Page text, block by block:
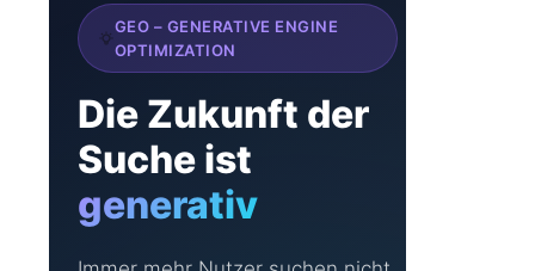
OpenRouter API-
Integration (einheitliche
Schnittstelle)
10+ LLM-Modelle: GPT-
4o, GPT-4o-mini, Claude
3.5 Sonnet, Claude 3
Haiku, Llama 3.1/3.2,
Gemini Pro/Flash, Mistral
Large/Medium
GEO – GENERATIVE ENGINE
OPTIMIZATION
Die Zukunft der
Suche ist
generativ